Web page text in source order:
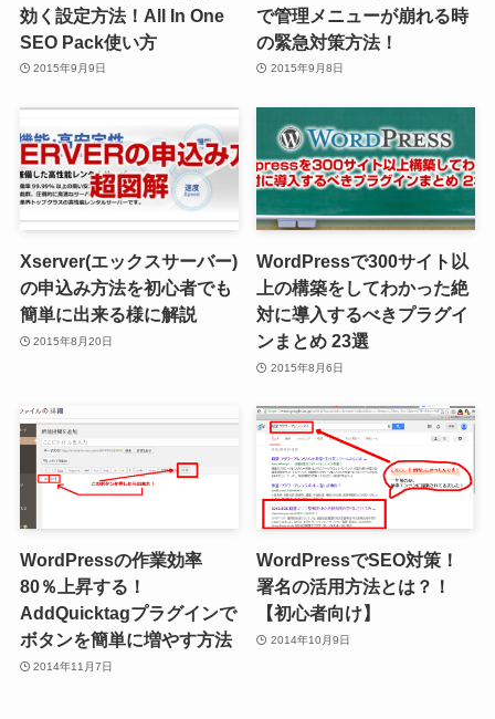
効く設定方法！All In One
SEO Pack使い方
2015年9月9日
で管理メニューが崩れる時
の緊急対策方法！
2015年9月8日
Xserver(エックスサーバー)
の申込み方法を初心者でも
簡単に出来る様に解説
2015年8月20日
WordPressで300サイト以
上の構築をしてわかった絶
対に導入するべきプラグイ
ンまとめ 23選
2015年8月6日
WordPressの作業効率
80％上昇する！
AddQuicktagプラグインで
ボタンを簡単に増やす方法
2014年11月7日
WordPressでSEO対策！
署名の活用方法とは？！
【初心者向け】
2014年10月9日